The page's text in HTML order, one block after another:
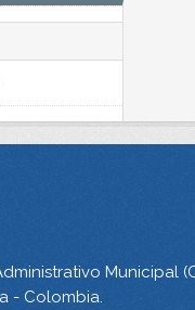
Municipal
- Colombia.